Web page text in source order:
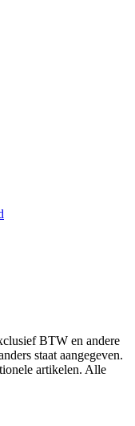
BTW en andere
staat aangegeven.
artikelen. Alle